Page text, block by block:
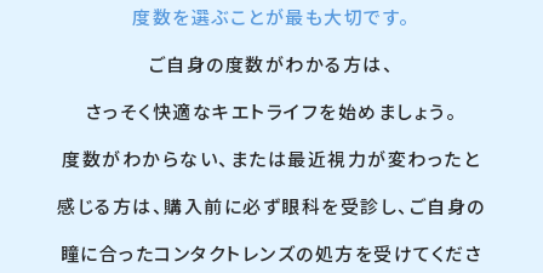
安心してご使用いただけます。
度数を選ぶことが最も大切です。
ご自身の度数がわかる方は、
さっそく快適なキエトライフを始めましょう。
度数がわからない、または最近視力が変わったと
感じる方は、購入前に必ず眼科を受診し、ご自身の
瞳に合ったコンタクトレンズの処方を受けてくださ